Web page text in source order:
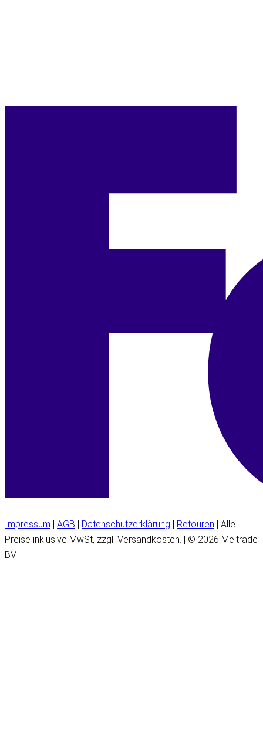
Impressum AGB Datenschutzerklärung Retouren | Alle
Preise inklusive MwSt, zzgl. Versandkosten. | © 2026 Meitrade
BV